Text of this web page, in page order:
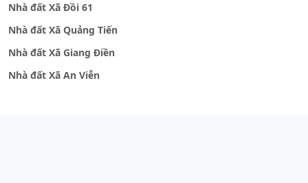
Nhà đất Xã Đồi 61
Nhà đất Xã Quảng Tiến
Nhà đất Xã Giang Điền
Nhà đất Xã An Viễn